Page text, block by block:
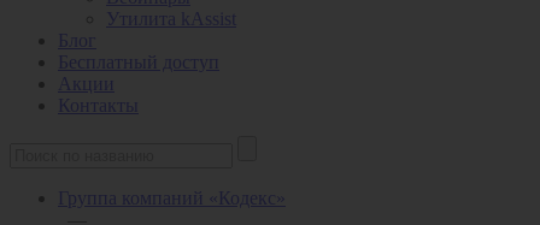
Утилита kAssist
Блог
Бесплатный доступ
Акции
Контакты
Группа компаний «Кодекс»